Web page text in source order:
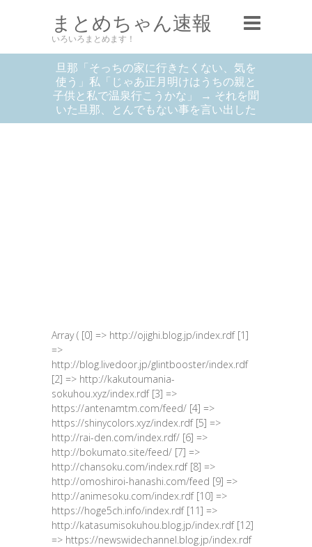
まとめちゃん速報
いろいろまとめます！
旦那「そっちの家に行きたくない、気を
使う」私「じゃあ正月明けはうちの親と
子供と私で温泉行こうかな」 → それを聞
いた旦那、とんでもない事を言い出した
Array ( [0] => http://ojighi.blog.jp/index.rdf [1]
=>
http://blog.livedoor.jp/glintbooster/index.rdf
[2] => http://kakutoumania-
sokuhou.xyz/index.rdf [3] =>
https://antenamtm.com/feed/ [4] =>
https://shinycolors.xyz/index.rdf [5] =>
http://rai-den.com/index.rdf/ [6] =>
http://bokumato.site/feed/ [7] =>
http://chansoku.com/index.rdf [8] =>
http://omoshiroi-hanashi.com/feed [9] =>
http://animesoku.com/index.rdf [10] =>
https://hoge5ch.info/index.rdf [11] =>
http://katasumisokuhou.blog.jp/index.rdf [12]
=> https://newswidechannel.blog.jp/index.rdf